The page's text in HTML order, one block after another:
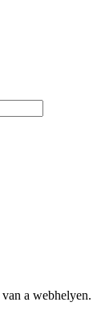
van a webhelyen.